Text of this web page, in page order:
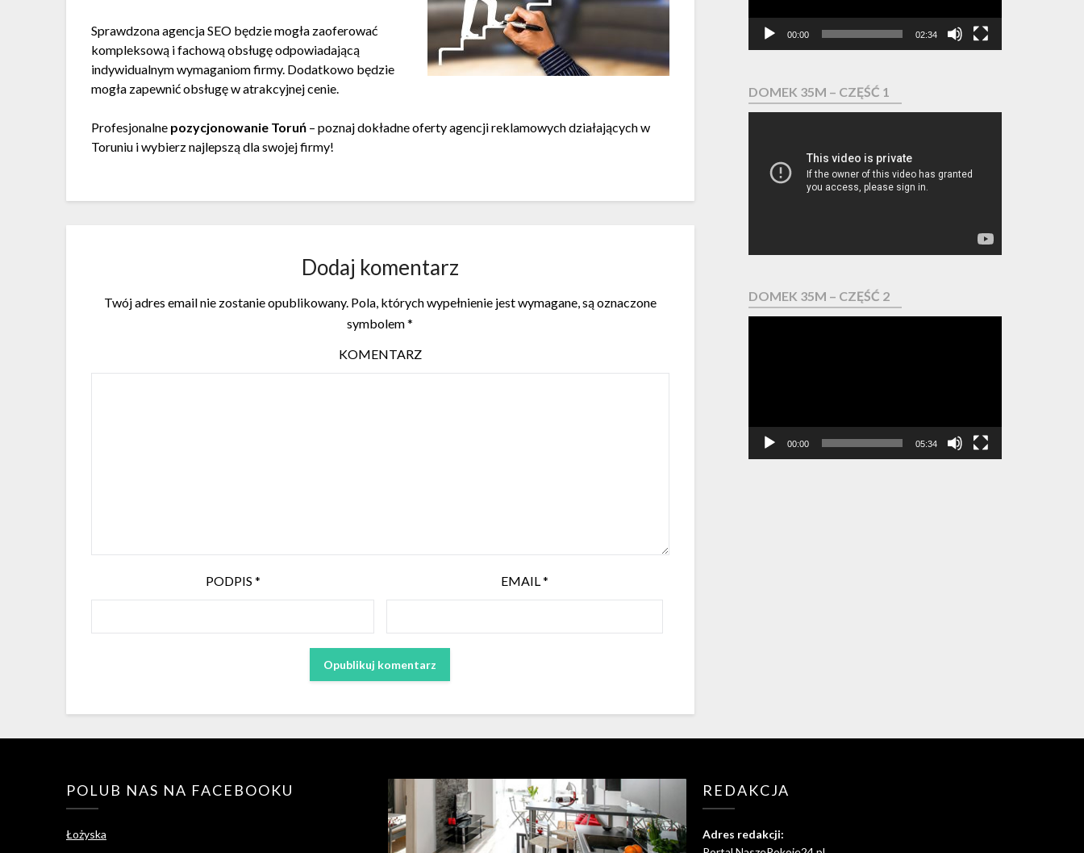
Sprawdzona agencja SEO będzie mogła zaoferować
kompleksową i fachową obsługę odpowiadającą
indywidualnym wymaganiom firmy. Dodatkowo będzie
mogła zapewnić obsługę w atrakcyjnej cenie.
Profesjonalne pozycjonowanie Toruń – poznaj dokładne oferty agencji reklamowych działających w
Toruniu i wybierz najlepszą dla swojej firmy!
Dodaj komentarz
Twój adres email nie zostanie opublikowany.Pola, których wypełnienie jest wymagane, są oznaczone
symbolem*
KOMENTARZ
PODPIS * EMAIL*
00:00 02:34
DOMEK 35M – CZĘŚĆ 1
DOMEK 35M – CZĘŚĆ 2
00:00 05:34
POLUB NAS NA FACEBOOKU
Łożyska
REDAKCJA
Adres redakcji: